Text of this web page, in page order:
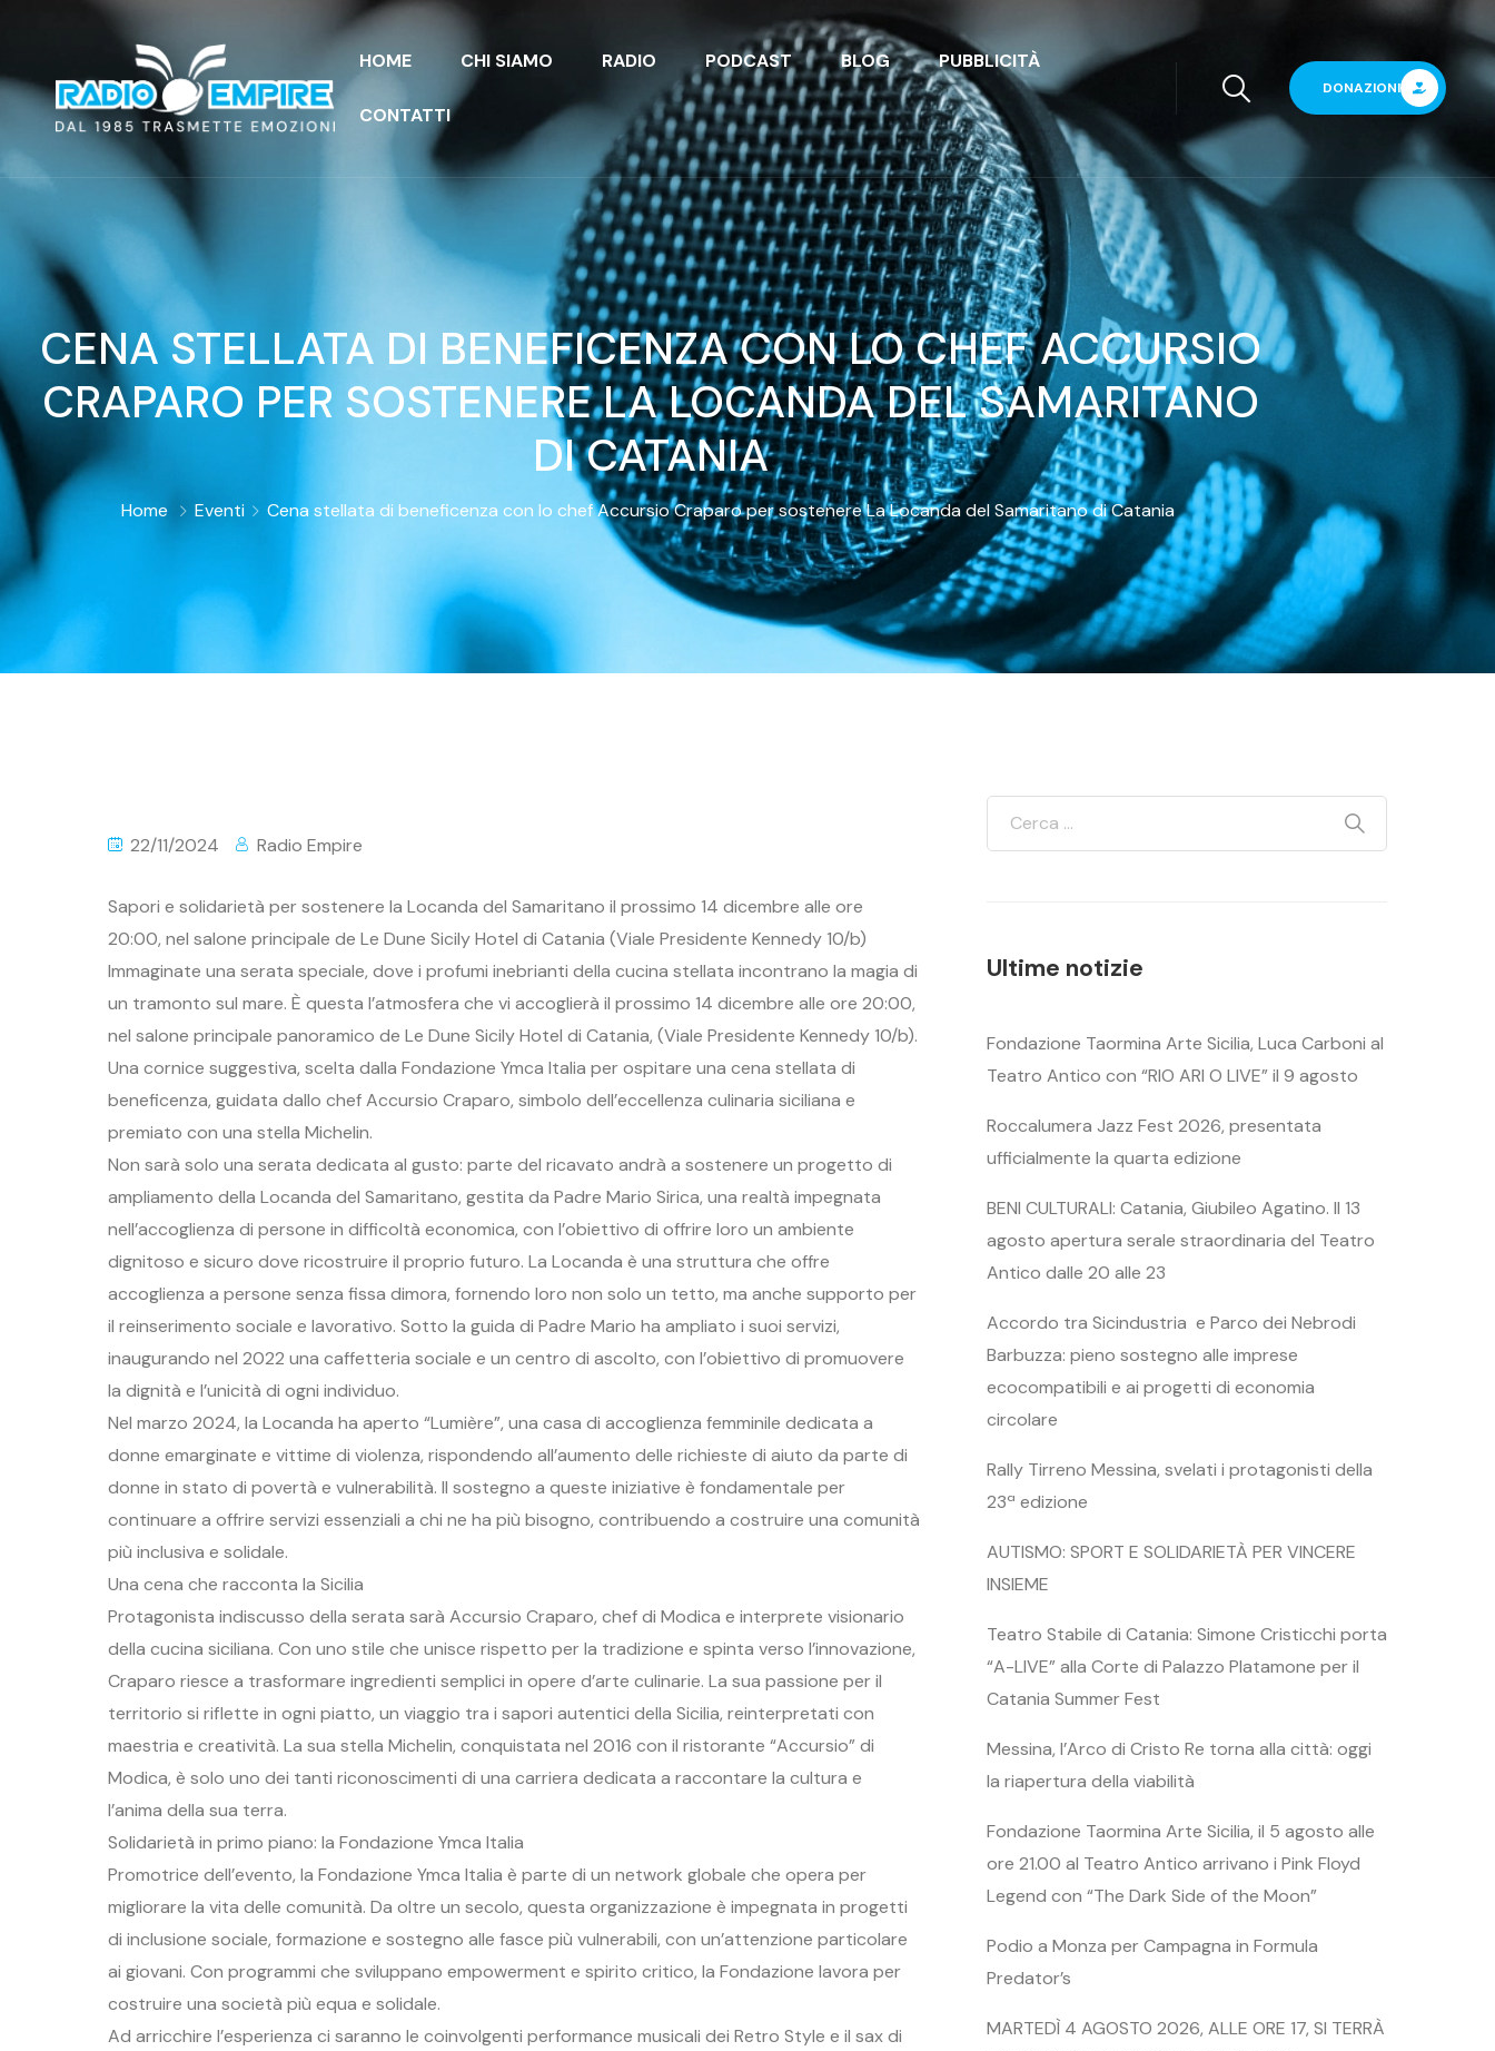
HOME CHI SIAMO RADIO PODCAST BLOG PUBBLICITÀ
CONTATTI
DONAZIONI
CENA STELLATA DI BENEFICENZA CON LO CHEF ACCURSIO
CRAPARO PER SOSTENERE LA LOCANDA DEL SAMARITANO
DI CATANIA
Home Eventi Cena stellata di beneficenza con lo chef Accursio Craparo per sostenere La Locanda del Samaritano di Catania
22/11/2024 Radio Empire
Sapori e solidarietà per sostenere la Locanda del Samaritano il prossimo 14 dicembre alle ore
20:00, nel salone principale de Le Dune Sicily Hotel di Catania (Viale Presidente Kennedy 10/b)
Immaginate una serata speciale, dove i profumi inebrianti della cucina stellata incontrano la magia di
un tramonto sul mare. È questa l’atmosfera che vi accoglierà il prossimo 14 dicembre alle ore 20:00,
nel salone principale panoramico de Le Dune Sicily Hotel di Catania, (Viale Presidente Kennedy 10/b).
Una cornice suggestiva, scelta dalla Fondazione Ymca Italia per ospitare una cena stellata di
beneficenza, guidata dallo chef Accursio Craparo, simbolo dell’eccellenza culinaria siciliana e
premiato con una stella Michelin.
Non sarà solo una serata dedicata al gusto: parte del ricavato andrà a sostenere un progetto di
ampliamento della Locanda del Samaritano, gestita da Padre Mario Sirica, una realtà impegnata
nell’accoglienza di persone in difficoltà economica, con l’obiettivo di offrire loro un ambiente
dignitoso e sicuro dove ricostruire il proprio futuro. La Locanda è una struttura che offre
accoglienza a persone senza fissa dimora, fornendo loro non solo un tetto, ma anche supporto per
il reinserimento sociale e lavorativo. Sotto la guida di Padre Mario ha ampliato i suoi servizi,
inaugurando nel 2022 una caffetteria sociale e un centro di ascolto, con l’obiettivo di promuovere
la dignità e l’unicità di ogni individuo.
Nel marzo 2024, la Locanda ha aperto “Lumière”, una casa di accoglienza femminile dedicata a
donne emarginate e vittime di violenza, rispondendo all’aumento delle richieste di aiuto da parte di
donne in stato di povertà e vulnerabilità. Il sostegno a queste iniziative è fondamentale per
continuare a offrire servizi essenziali a chi ne ha più bisogno, contribuendo a costruire una comunità
più inclusiva e solidale.
Una cena che racconta la Sicilia
Protagonista indiscusso della serata sarà Accursio Craparo, chef di Modica e interprete visionario
della cucina siciliana. Con uno stile che unisce rispetto per la tradizione e spinta verso l’innovazione,
Craparo riesce a trasformare ingredienti semplici in opere d’arte culinarie. La sua passione per il
territorio si riflette in ogni piatto, un viaggio tra i sapori autentici della Sicilia, reinterpretati con
maestria e creatività. La sua stella Michelin, conquistata nel 2016 con il ristorante “Accursio” di
Modica, è solo uno dei tanti riconoscimenti di una carriera dedicata a raccontare la cultura e
l’anima della sua terra.
Solidarietà in primo piano: la Fondazione Ymca Italia
Promotrice dell’evento, la Fondazione Ymca Italia è parte di un network globale che opera per
migliorare la vita delle comunità. Da oltre un secolo, questa organizzazione è impegnata in progetti
di inclusione sociale, formazione e sostegno alle fasce più vulnerabili, con un’attenzione particolare
ai giovani. Con programmi che sviluppano empowerment e spirito critico, la Fondazione lavora per
costruire una società più equa e solidale.
Ad arricchire l’esperienza ci saranno le coinvolgenti performance musicali dei Retro Style e il sax di
Ultime notizie
Fondazione Taormina Arte Sicilia, Luca Carboni al
Teatro Antico con “RIO ARI O LIVE” il 9 agosto
Roccalumera Jazz Fest 2026, presentata
ufficialmente la quarta edizione
BENI CULTURALI: Catania, Giubileo Agatino. Il 13
agosto apertura serale straordinaria del Teatro
Antico dalle 20 alle 23
Accordo tra Sicindustria e Parco dei Nebrodi
Barbuzza: pieno sostegno alle imprese
ecocompatibili e ai progetti di economia
circolare
Rally Tirreno Messina, svelati i protagonisti della
23ª edizione
AUTISMO: SPORT E SOLIDARIETÀ PER VINCERE
INSIEME
Teatro Stabile di Catania: Simone Cristicchi porta
“A-LIVE” alla Corte di Palazzo Platamone per il
Catania Summer Fest
Messina, l’Arco di Cristo Re torna alla città: oggi
la riapertura della viabilità
Fondazione Taormina Arte Sicilia, il 5 agosto alle
ore 21.00 al Teatro Antico arrivano i Pink Floyd
Legend con “The Dark Side of the Moon”
Podio a Monza per Campagna in Formula
Predator’s
MARTEDÌ 4 AGOSTO 2026, ALLE ORE 17, SI TERRÀ